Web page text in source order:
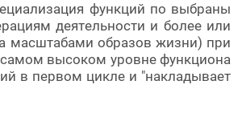
функций по выбраны
деятельности и более или
масштабами образов жизни) при
самом высоком уровне функциона
в первом цикле и "накладывает